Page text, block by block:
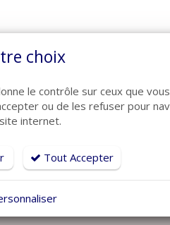
Relax
l'idéal relevé les
choix
le contrôle sur ceux que
ou de les refuser pour
internet.
Tout Accepter